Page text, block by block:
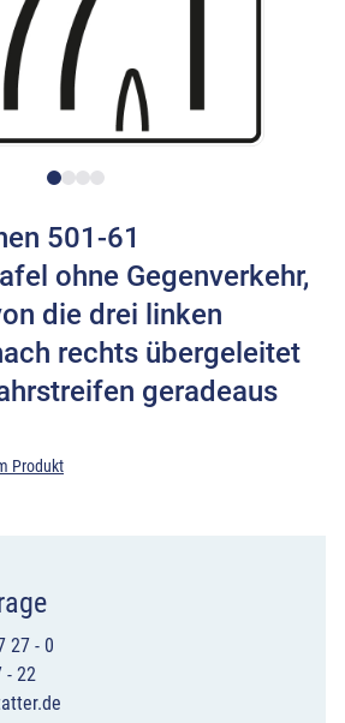
501-61
ohne Gegenverkehr,
die drei linken
rechts übergeleitet
geradeaus
Produkt
27 - 0
- 22